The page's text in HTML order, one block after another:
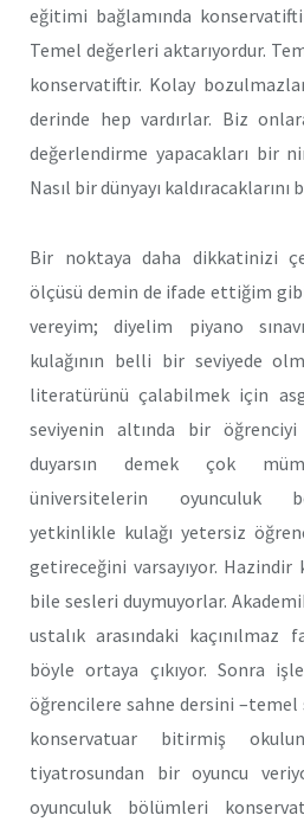
eğitimi bağlamında
Temel değerleri aktarıyordur.
konservatiftir. Kolay
derinde hep vardırlar. Biz
değerlendirme yapacakları bir
Nasıl bir dünyayı kaldıracaklarını
Bir noktaya daha dikkatinizi
ölçüsü demin de ifade ettiğim
vereyim; diyelim piyano
kulağının belli bir seviyede
literatürünü çalabilmek için
seviyenin altında bir
duyarsın demek çok
üniversitelerin oyunculuk
yetkinlikle kulağı yetersiz
getireceğini varsayıyor. Hazindir
bile sesleri duymuyorlar.
ustalık arasındaki kaçınılmaz
böyle ortaya çıkıyor. Sonra
öğrencilere sahne dersini
konservatuar bitirmiş
tiyatrosundan bir oyuncu
oyunculuk bölümleri